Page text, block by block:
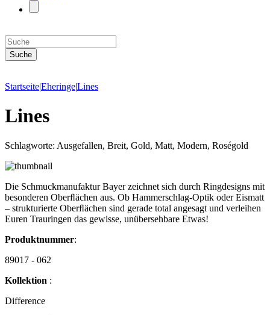
Startseite|Eheringe|Lines
Lines
Schlagworte: Ausgefallen, Breit, Gold, Matt, Modern, Roségold
Die Schmuckmanufaktur Bayer zeichnet sich durch Ringdesigns mit
besonderen Oberﬂächen aus. Ob Hammerschlag-Optik oder Eismatt
– strukturierte Oberﬂächen sind gerade total angesagt und verleihen
Euren Trauringen das gewisse, unübersehbare Etwas!
Produktnummer:
89017 - 062
Kollektion :
Difference